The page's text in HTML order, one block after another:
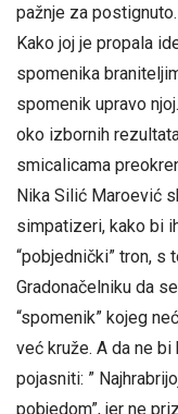
pažnje za
Kako joj je propala
spomenika
spomenik upravo
oko izbornih
smicalicama
Nika Silić Maroević
simpatizeri, kako bi
“pobjednički” tron, s
Gradonačelniku da
“spomenik” kojeg
već kruže. A da ne
pojasniti: ”
pobjedom”, jer ne